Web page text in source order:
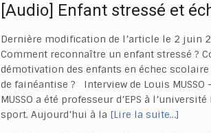
[Audio] Enfant stressé et
Dernière modification de l’article le 2 juin
Comment reconnaître un enfant stressé ?
démotivation des enfants en échec
de fainéantise ? Interview de Louis MUSSO
MUSSO a été professeur d’EPS à l’université
sport. Aujourd’hui à la [Lire la suite…]